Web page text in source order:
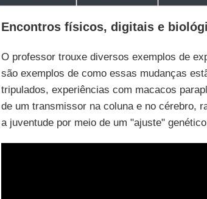
Encontros físicos, digitais e
O professor trouxe diversos exemplos de
são exemplos de como essas mudanças
tripulados, experiências com macacos
de um transmissor na coluna e no cérebro,
a juventude por meio de um "ajuste"